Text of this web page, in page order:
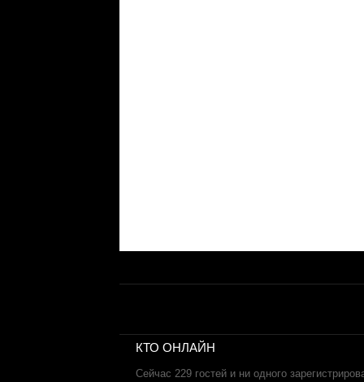
КТО ОНЛАЙН
Сейчас 229 гостей и ни одного